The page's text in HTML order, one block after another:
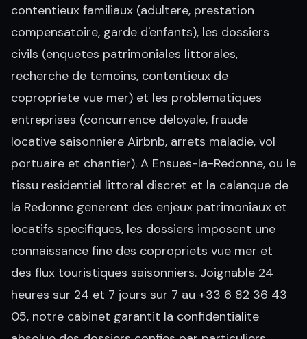
contentieux familiaux (adultere, prestation
compensatoire, garde d'enfants), les dossiers
civils (enquetes patrimoniales littorales,
recherche de temoins, contentieux de
copropriete vue mer) et les problematiques
entreprises (concurrence deloyale, fraude
locative saisonniere Airbnb, arrets maladie, vol
portuaire et chantier). A Ensues-la-Redonne, ou le
tissu residentiel littoral discret et la calanque de
la Redonne generent des enjeux patrimoniaux et
locatifs specifiques, les dossiers imposent une
connaissance fine des copropriets vue mer et
des flux touristiques saisonniers. Joignable 24
heures sur 24 et 7 jours sur 7 au +33 6 82 36 43
05, notre cabinet garantit la confidentialite